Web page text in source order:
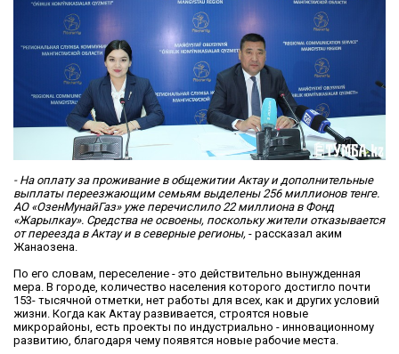
- На оплату за проживание в общежитии Актау и дополнительные
выплаты переезжающим семьям выделены 256 миллионов тенге.
АО «ОзенМунайГаз» уже перечислило 22 миллиона в Фонд
«Жарылкау». Средства не освоены, поскольку жители отказывается
от переезда в Актау и в северные регионы, - рассказал аким
Жанаозена.
По его словам, переселение - это действительно вынужденная
мера. В городе, количество населения которого достигло почти
153- тысячной отметки, нет работы для всех, как и других условий
жизни. Когда как Актау развивается, строятся новые
микрорайоны, есть проекты по индустриально - инновационному
развитию, благодаря чему появятся новые рабочие места.